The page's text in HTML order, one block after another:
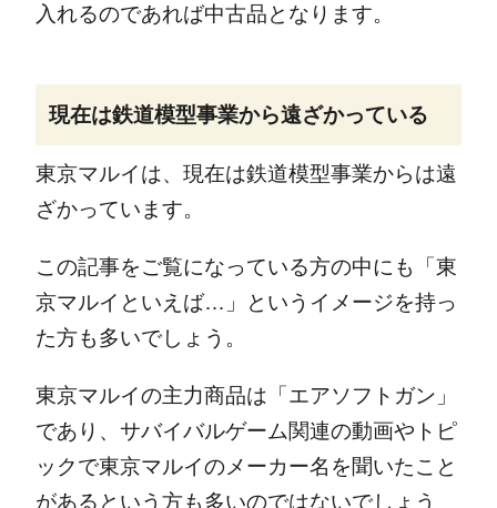
入れるのであれば中古品となります。
現在は鉄道模型事業から遠ざかっている
東京マルイは、現在は鉄道模型事業からは遠
ざかっています。
この記事をご覧になっている方の中にも「東
京マルイといえば…」というイメージを持っ
た方も多いでしょう。
東京マルイの主力商品は「エアソフトガン」
であり、サバイバルゲーム関連の動画やトピ
ックで東京マルイのメーカー名を聞いたこと
があるという方も多いのではないでしょう